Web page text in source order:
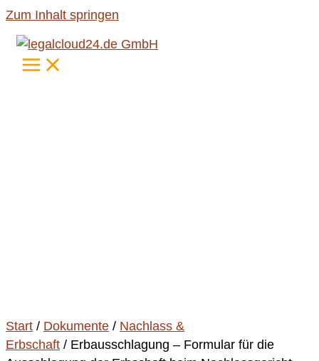
Zum Inhalt springen
Start / Dokumente / Nachlass &
Erbschaft / Erbausschlagung – Formular für die